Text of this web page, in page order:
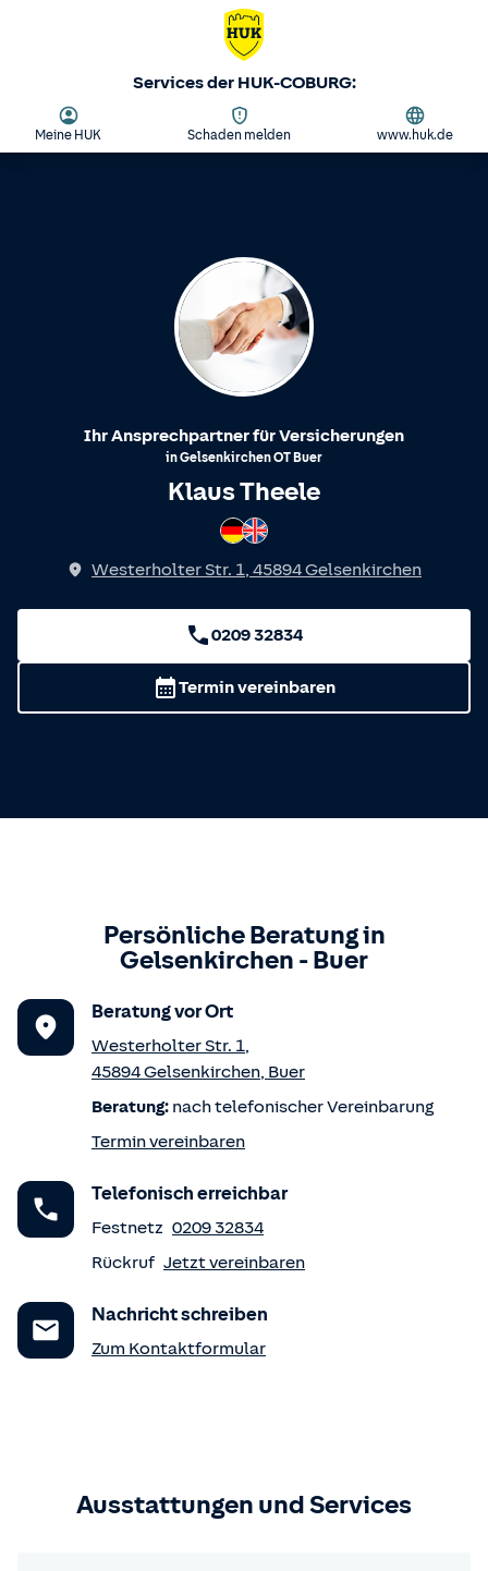
Services der HUK-COBURG:
Meine HUK Schaden melden www.huk.de
Ihr Ansprechpartner für Versicherungen
inGelsenkirchenOT Buer
Klaus Theele
Spricht
Deutsch
Englisch
Westerholter Str. 1, 45894Gelsenkirchen
0209 32834
Termin vereinbaren
Persönliche Beratung in
Gelsenkirchen -Buer
Beratung vor Ort
Westerholter Str. 1,
45894Gelsenkirchen, Buer
Beratung: nach telefonischer Vereinbarung
Termin vereinbaren
Telefonisch erreichbar
Festnetz 0209 32834
Rückruf Jetzt vereinbaren
Nachricht schreiben
Zum Kontaktformular
Ausstattungen und Services